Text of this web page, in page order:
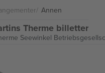
Annen
Therme billetter
Seewinkel